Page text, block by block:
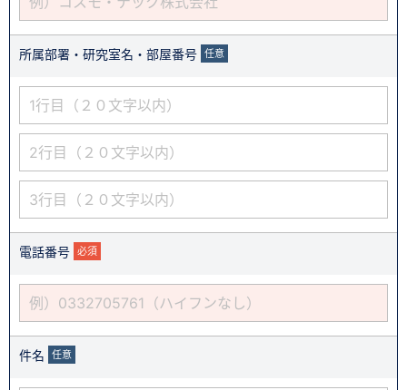
所属部署・研究室名・部屋番号 任意
電話番号 必須
件名 任意